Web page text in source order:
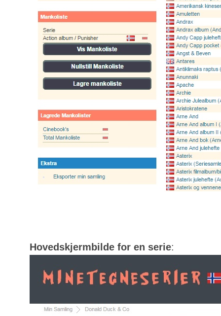
Hovedskjermbilde for en serie: